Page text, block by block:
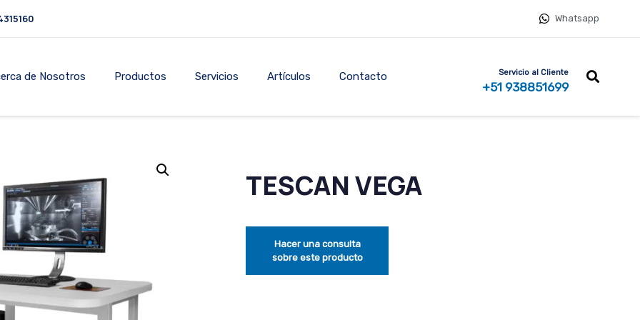
Whatsapp
de Nosotros Productos Servicios Artículos Contacto Servicio al Cliente
+51 938851699
TESCAN VEGA